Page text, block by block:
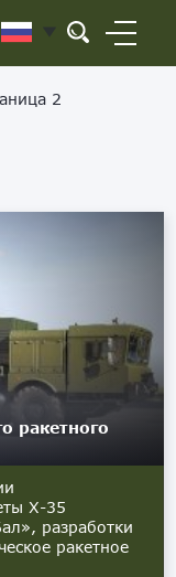
2
ракетного
Х-35
разработки
ракетное